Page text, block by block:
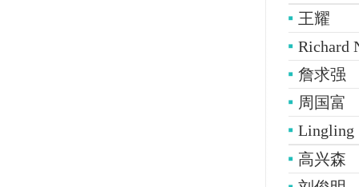
王耀
Richard
詹求强
周国富
Lingling
高兴森